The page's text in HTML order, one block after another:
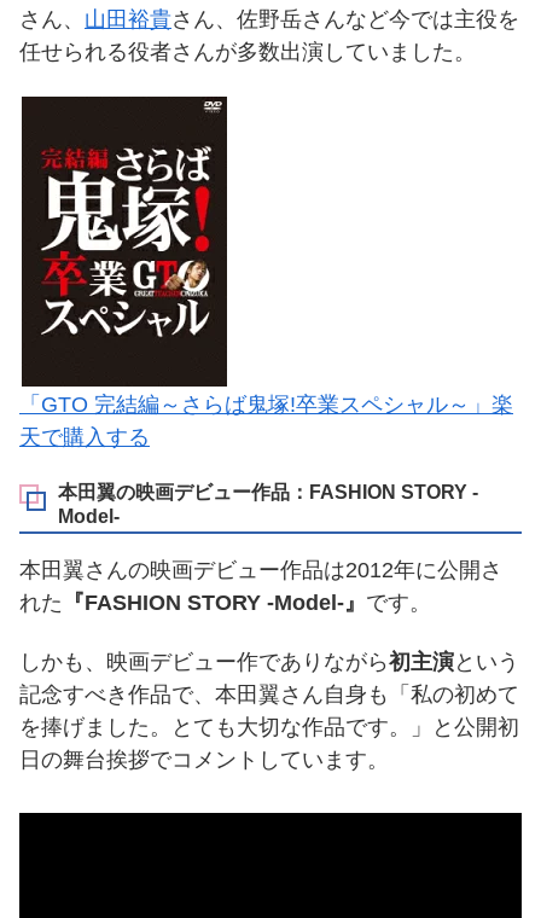
さん、 山田裕貴さん、佐野岳さんなど今では主役を
任せられる役者さんが多数出演していました。
「GTO 完結編～さらば鬼塚!卒業スペシャル～」楽
天で購入する
本田翼の映画デビュー作品：FASHION STORY -
Model-
本田翼さんの映画デビュー作品は2012年に公開さ
れた 『FASHION STORY -Model-』 です。
しかも、映画デビュー作でありながら初主演という
記念すべき作品で、本田翼さん自身も「私の初めて
を捧げました。とても大切な作品です。」と公開初
日の舞台挨拶でコメントしています。